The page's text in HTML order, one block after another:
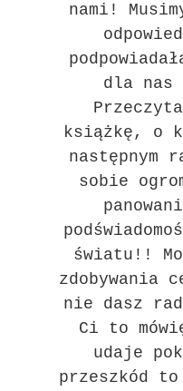
nami!
dla nas
książkę, o
następnym
sobie
światu!!
zdobywania
nie dasz
Ci to
udaje
przeszkód